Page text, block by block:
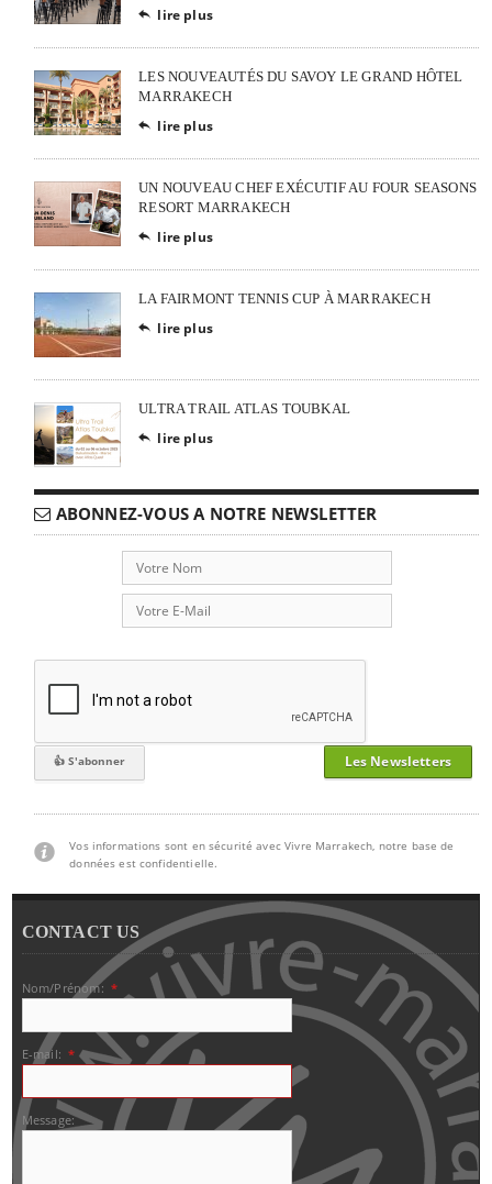
 lire plus
LES NOUVEAUTÉS DU SAVOY LE GRAND HÔTEL
MARRAKECH
 lire plus
UN NOUVEAU CHEF EXÉCUTIF AU FOUR SEASONS
RESORT MARRAKECH
 lire plus
LA FAIRMONT TENNIS CUP À MARRAKECH
 lire plus
ULTRA TRAIL ATLAS TOUBKAL
 lire plus
ABONNEZ-VOUS A NOTRE NEWSLETTER
Les Newsletters
Vos informations sont en sécurité avec Vivre Marrakech, notre base de
données est confidentielle.
CONTACT US
Nom/Prénom: *
E-mail: *
Message: